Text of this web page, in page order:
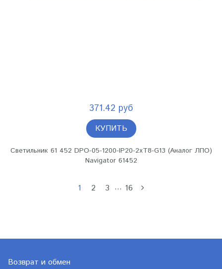
371.42 руб
КУПИТЬ
Светильник 61 452 DPO-05-1200-IP20-2хT8-G13 (Аналог ЛПО)
Navigator 61452
1 2 3 … 16
Возврат и обмен